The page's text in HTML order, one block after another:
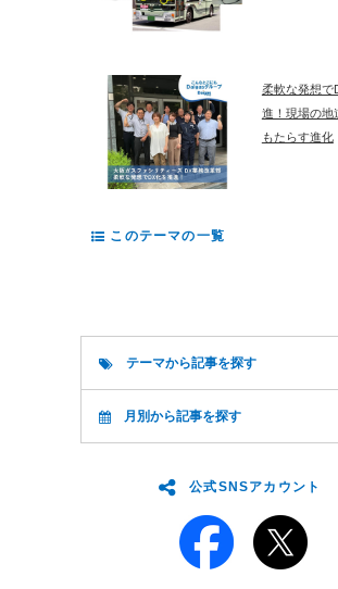
柔軟な発想で
進！現場の地
もたらす進化
このテーマの一覧
テーマから記事を探す
月別から記事を探す
公式SNSアカウント